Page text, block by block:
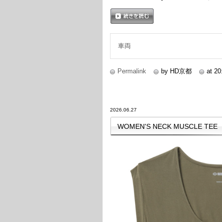
車両
Permalink by HD京都 at
2026.06.27
WOMEN'S NECK MUSCLE TEE